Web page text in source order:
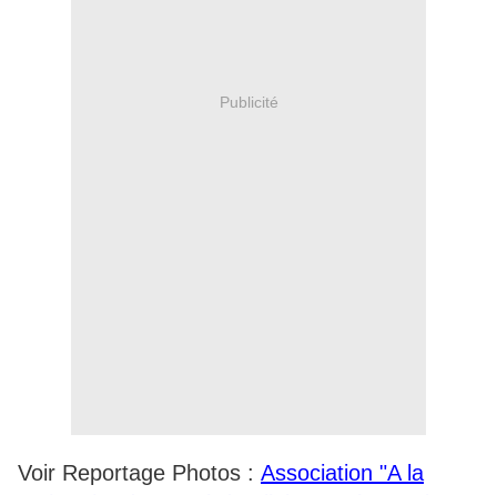
Publicité
Voir Reportage Photos : Association "A la